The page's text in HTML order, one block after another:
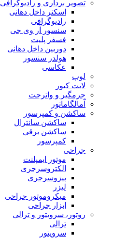
تصویر برداری و رادیوگرافی
اسکنر داخل دهانی
رادیوگرافی
سنسور آر وی جی
فسفر پلیت
دوربین داخل دهانی
هولدر سنسور
عکاسی
لوپ
لایت کیور
جرمگیر و واترجت
آمالگاماتور
ساکشن و کمپرسور
ساکشن سانترال
ساکشن برقی
کمپرسور
جراحی
موتور ایمپلنت
الکتروسرجری
پیزوسرجری
لیزر
میکروموتور جراحی
ابزار جراحی
روتور، سرویتور و ترالی
ترالی
سرویتور